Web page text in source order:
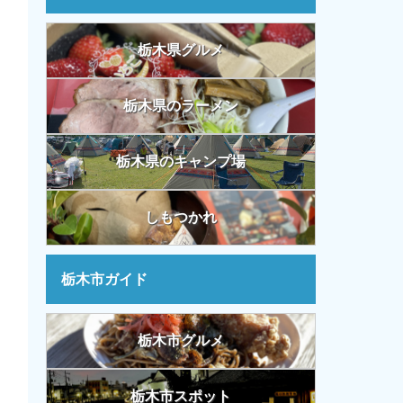
栃木県グルメ
栃木県のラーメン
栃木県のキャンプ場
しもつかれ
栃木市ガイド
栃木市グルメ
栃木市スポット